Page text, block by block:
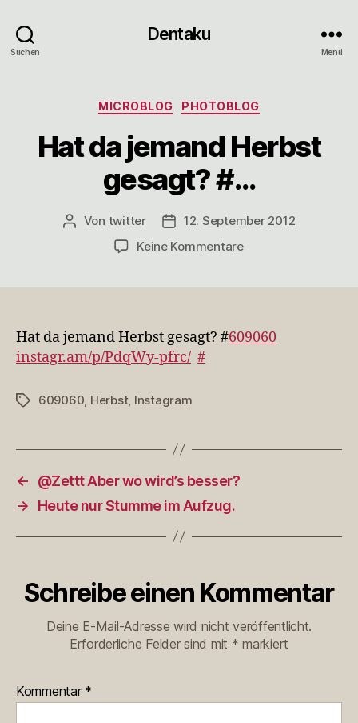
Suchen
Dentaku
Menü
Kategorien
MICROBLOG PHOTOBLOG
Hat da jemand Herbst
gesagt? #…
Beitragsautor
Von twitter Veröffentlichungsdatum
12. September 2012
Keine Kommentarezu
gesagt?
Hat da jemand Herbst gesagt? #609060
instagr.am/p/PdqWy-pfrc/ #
Schlagwörter
609060 Herbst, Instagram
←
@Zettt Aber wo wird’s besser?
→
Heute nur Stumme im Aufzug.
Schreibe einen Kommentar
Deine E-Mail-Adresse wird nicht veröffentlicht.
Erforderliche Felder sind mit * markiert
Kommentar *